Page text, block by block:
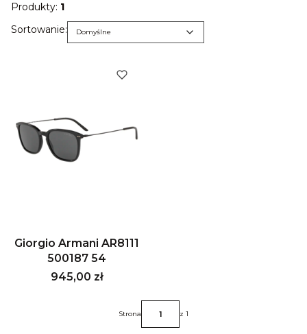
Produkty: 1
Lista produktów
Sortowanie: Domyślne
Domyślne
Giorgio Armani AR8111
500187 54
Cena
945,00 zł
Strona z 1